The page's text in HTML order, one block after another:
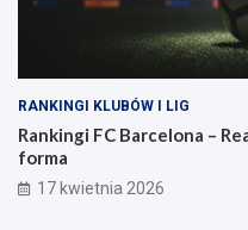
RANKINGI KLUBÓW I LIG
Rankingi FC Barcelona –
forma
17 kwietnia 2026